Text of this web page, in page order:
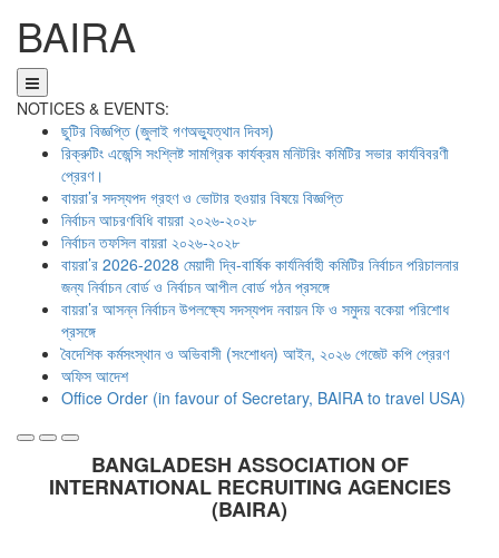
BAIRA
NOTICES & EVENTS:
ছুটির বিজ্ঞপ্তি (জুলাই গণঅভ্যুত্থান দিবস)
রিক্রুটিং এজেন্সি সংশ্লিষ্ট সামগ্রিক কার্যক্রম মনিটরিং কমিটির সভার কার্যবিবরণী
প্রেরণ।
বায়রা’র সদস্যপদ গ্রহণ ও ভোটার হওয়ার বিষয়ে বিজ্ঞপ্তি
নির্বাচন আচরণবিধি বায়রা ২০২৬-২০২৮
নির্বাচন তফসিল বায়রা ২০২৬-২০২৮
বায়রা’র 2026-2028 মেয়াদী দ্বি-বার্ষিক কার্যনির্বাহী কমিটির নির্বাচন পরিচালনার
জন্য নির্বাচন বোর্ড ও নির্বাচন আপীল বোর্ড গঠন প্রসঙ্গে
বায়রা’র আসন্ন নির্বাচন উপলক্ষ্যে সদস্যপদ নবায়ন ফি ও সমুদয় বকেয়া পরিশোধ
প্রসঙ্গে
বৈদেশিক কর্মসংস্থান ও অভিবাসী (সংশোধন) আইন, ২০২৬ গেজেট কপি প্রেরণ
অফিস আদেশ
Office Order (in favour of Secretary, BAIRA to travel USA)
BANGLADESH ASSOCIATION OF
INTERNATIONAL RECRUITING AGENCIES
(BAIRA)